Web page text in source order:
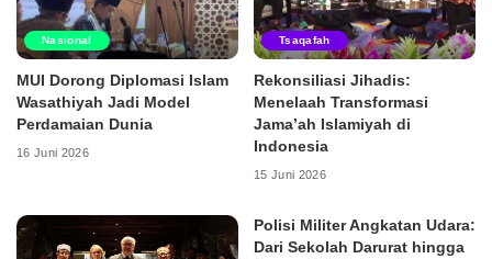
Nasional
MUI Dorong Diplomasi Islam
Wasathiyah Jadi Model
Perdamaian Dunia
16 Juni 2026
Tsaqafah
Rekonsiliasi Jihadis:
Menelaah Transformasi
Jama’ah Islamiyah di
Indonesia
15 Juni 2026
Polisi Militer Angkatan Udara:
Dari Sekolah Darurat hingga